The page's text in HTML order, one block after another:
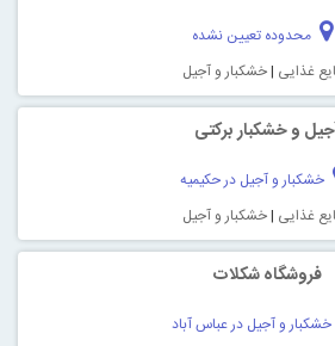
محدوده تعیین نشده
غذایی |خشکبار و آجیل
و خشکبار برکتی
خشکبار و آجیل در حکیمیه
غذایی |خشکبار و آجیل
فروشگاه شکلات
خشکبار و آجیل در عباس آباد